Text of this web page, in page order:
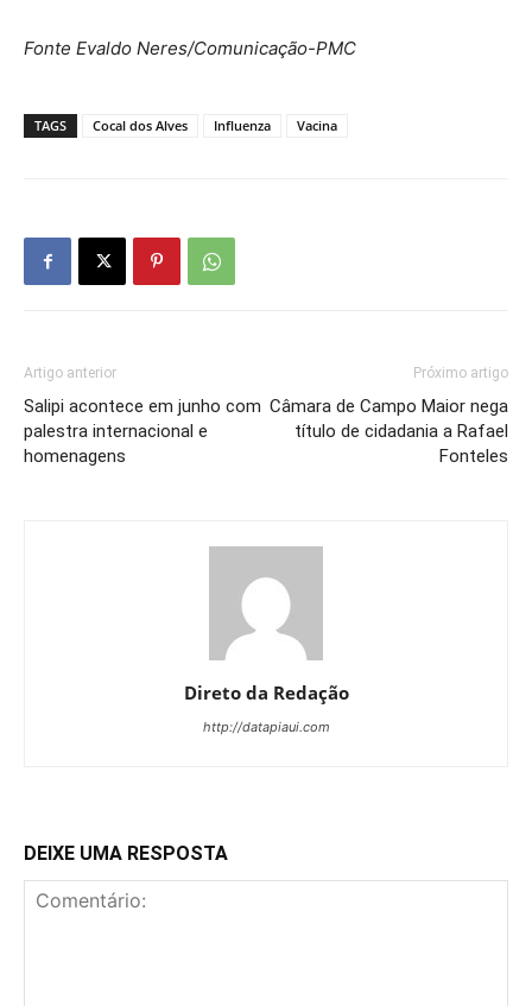
Fonte Evaldo Neres/Comunicação-PMC
TAGS Cocal dos Alves Influenza Vacina
Artigo anterior
Salipi acontece em junho com
palestra internacional e
homenagens
Próximo artigo
Câmara de Campo Maior nega
título de cidadania a Rafael
Fonteles
Direto da Redação
http://datapiaui.com
DEIXE UMA RESPOSTA